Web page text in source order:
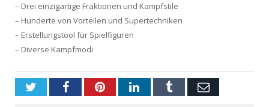
– Drei einzigartige Fraktionen und Kampfstile
– Hunderte von Vorteilen und Supertechniken
– Erstellungstool für Spielfiguren
– Diverse Kampfmodi
TwitterFacebookPinterestLinkedInTumblrEmail